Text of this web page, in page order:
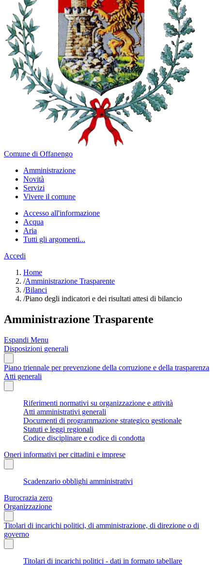
Comune di Offanengo
Amministrazione
Novità
Servizi
Vivere il comune
Accesso all'informazione
Acqua
Aria
Tutti gli argomenti...
Accedi
Home
/Amministrazione Trasparente
/Bilanci
/Piano degli indicatori e dei risultati attesi di bilancio
Amministrazione Trasparente
Espandi Menu
Disposizioni generali
Piano triennale per prevenzione della corruzione e della trasparenza
Atti generali
Riferimenti normativi su organizzazione e attività
Atti amministrativi generali
Documenti di programmazione strategico gestionale
Statuti e leggi regionali
Codice disciplinare e codice di condotta
Oneri informativi per cittadini e imprese
Scadenzario obblighi amministrativi
Burocrazia zero
Organizzazione
Titolari di incarichi politici, di amministrazione, di direzione o di
governo
Titolari di incarichi politici - dati in formato tabellare